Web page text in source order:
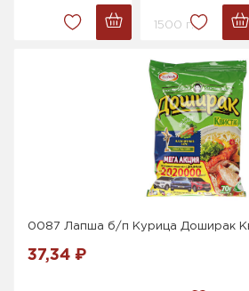
1500 г.
0087 Лапша б/п Курица Доширак
37,34 ₽